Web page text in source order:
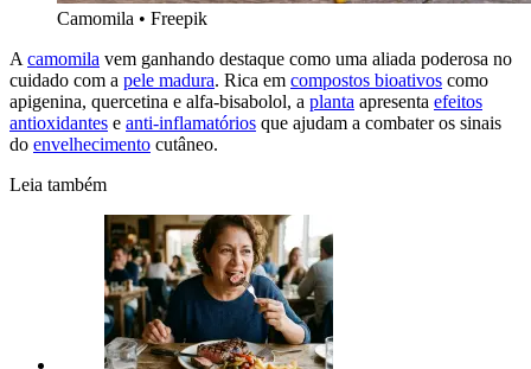
Camomila • Freepik
A camomila vem ganhando destaque como uma aliada poderosa no
cuidado com a pele madura. Rica em compostos bioativos como
apigenina, quercetina e alfa-bisabolol, a planta apresenta efeitos
antioxidantes e anti-inflamatórios que ajudam a combater os sinais
do envelhecimento cutâneo.
Leia também